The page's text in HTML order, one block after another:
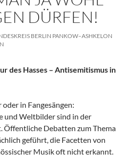
DÜRFEN!
BERLIN PANKOW–ASHKELON
des Hasses – Antisemitismus in
oder in Fangesängen:
und Weltbilder sind in der
Debatten zum Thema
geführt, die Facetten von
Musik oft nicht erkannt.